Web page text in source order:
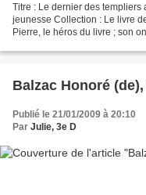
Titre : Le dernier des templiers
jeunesse Collection : Le livre
Pierre, le héros du livre ; son
Balzac Honoré
Publié le 21/01/2009 à 20:10
Par Julie, 3e D